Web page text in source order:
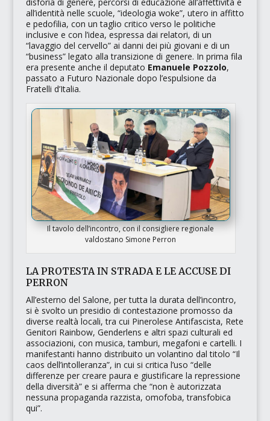
disforia di genere, percorsi di educazione all’affettività e
all’identità nelle scuole, “ideologia woke”, utero in affitto
e pedofilia, con un taglio critico verso le politiche
inclusive e con l’idea, espressa dai relatori, di un
“lavaggio del cervello”ai danni dei più giovani e di un
“business”legato alla transizione di genere. In prima fila
era presente anche il deputato Emanuele Pozzolo,
passato a Futuro Nazionale dopo l’espulsione da
Fratelli d’Italia.
Il tavolo dell’incontro, con il consigliere regionale
valdostano Simone Perron
LA PROTESTA IN STRADA E LE ACCUSE DI
PERRON
All’esterno del Salone, per tutta la durata dell’incontro,
si è svolto un presidio di contestazione promosso da
diverse realtà locali, tra cui Pinerolese Antifascista, Rete
Genitori Rainbow, Genderlens e altri spazi culturali ed
associazioni, con musica, tamburi, megafoni e cartelli. I
manifestanti hanno distribuito un volantino dal titolo “Il
caos dell’intolleranza”, in cui si critica l’uso “delle
differenze per creare paura e giustificare la repressione
della diversità”e si afferma che “non è autorizzata
nessuna propaganda razzista, omofoba, transfobica
qui”.